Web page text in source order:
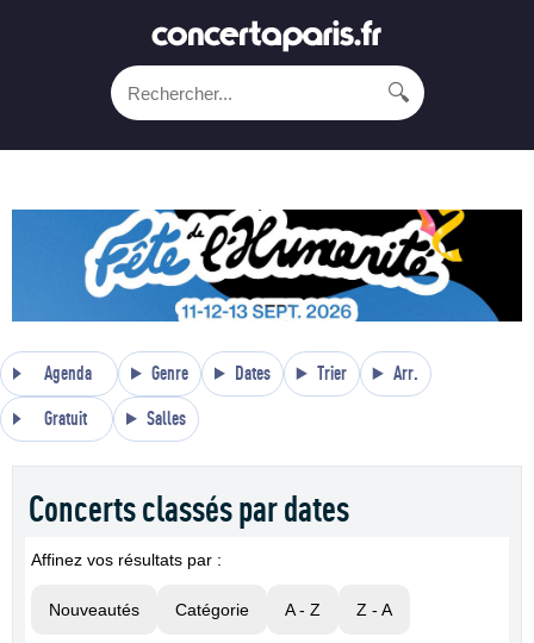
🔍
Agenda Genre Dates Trier Arr.
Gratuit Salles
Concerts classés par dates
Affinez vos résultats par :
Nouveautés Catégorie A - Z Z - A